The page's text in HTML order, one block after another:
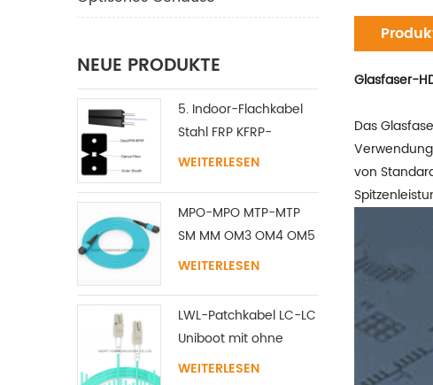
NEUE PRODUKTE
5. Indoor-Flachkabel
Stahl FRP KFRP-
Festigkeitselement
WEITERLESEN
MPO-MPO MTP-MTP
SM MM OM3 OM4 OM5
Stammkabel
WEITERLESEN
LWL-Patchkabel LC-LC
Uniboot mit ohne
Lasche Singlemode
WEITERLESEN
Glasfaser-
Das
von